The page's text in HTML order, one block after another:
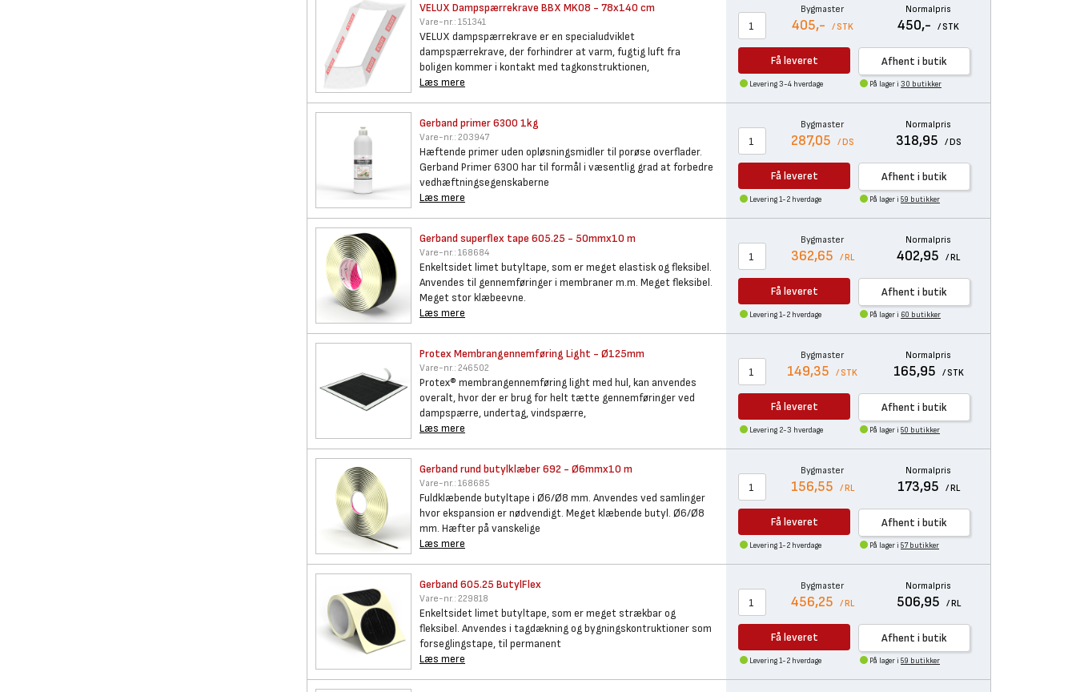
VELUX Dampspærrekrave BBX MK08 - 78x140 cm
Vare-nr.: 151341
VELUX dampspærrekrave er en specialudviklet
dampspærrekrave, der forhindrer at varm, fugtig luft fra
boligen kommer i kontakt med tagkonstruktionen,
Læs mere
Bygmaster
405,- / STK
Normalpris
450,- / STK
Få leveret Afhent i butik
Levering 3-4 hverdage På lager i 30 butikker
Gerband primer 6300 1kg
Vare-nr.: 203947
Hæftende primer uden opløsningsmidler til porøse overflader.
Gerband Primer 6300 har til formål i væsentlig grad at forbedre
vedhæftningsegenskaberne
Læs mere
Bygmaster
287,05 / DS
Normalpris
318,95 / DS
Få leveret Afhent i butik
Levering 1-2 hverdage På lager i 59 butikker
Gerband superflex tape 605.25 - 50mmx10 m
Vare-nr.: 168684
Enkeltsidet limet butyltape, som er meget elastisk og fleksibel.
Anvendes til gennemføringer i membraner m.m. Meget fleksibel.
Meget stor klæbeevne.
Læs mere
Bygmaster
362,65 / RL
Normalpris
402,95 / RL
Få leveret Afhent i butik
Levering 1-2 hverdage På lager i 60 butikker
Protex Membrangennemføring Light - Ø125mm
Vare-nr.: 246502
Protex® membrangennemføring light med hul, kan anvendes
overalt, hvor der er brug for helt tætte gennemføringer ved
dampspærre, undertag, vindspærre,
Læs mere
Bygmaster
149,35 / STK
Normalpris
165,95 / STK
Få leveret Afhent i butik
Levering 2-3 hverdage På lager i 50 butikker
Gerband rund butylklæber 692 - Ø6mmx10 m
Vare-nr.: 168685
Fuldklæbende butyltape i Ø6/Ø8 mm. Anvendes ved samlinger
hvor ekspansion er nødvendigt. Meget klæbende butyl. Ø6/Ø8
mm. Hæfter på vanskelige
Læs mere
Bygmaster
156,55 / RL
Normalpris
173,95 / RL
Få leveret Afhent i butik
Levering 1-2 hverdage På lager i 57 butikker
Gerband 605.25 ButylFlex
Vare-nr.: 229818
Enkeltsidet limet butyltape, som er meget strækbar og
fleksibel. Anvendes i tagdækning og bygningskontruktioner som
forseglingstape, til permanent
Læs mere
Bygmaster
456,25 / RL
Normalpris
506,95 / RL
Få leveret Afhent i butik
Levering 1-2 hverdage På lager i 59 butikker